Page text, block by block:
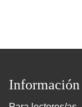
Información